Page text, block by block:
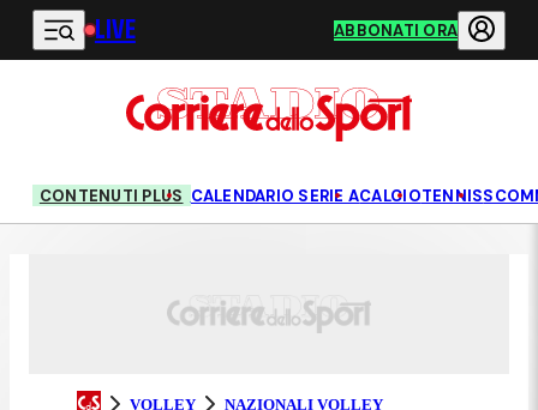
Vai al contenuto principale
LIVE ABBONATI ORA
CONTENUTI PLUS CALENDARIO SERIE ACALCIOTENNIS
VOLLEY NAZIONALI VOLLEY